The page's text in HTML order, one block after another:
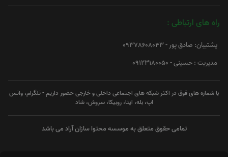
راه های ارتباطی :
پشتیبان: صادق پور - 09378608043
مدیریت : حسینی - 09123180050
با شماره های فوق در اکثر شبکه های اجتماعی داخلی و خارجی حضور داریم - تلگرام، واتس
اپ، بله، ایتا، روبیکا، سروش، شاد
تمامی حقوق متعلق به موسسه محتوا سازان آراد می باشد